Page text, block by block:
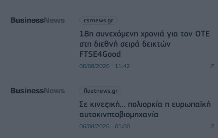
csrnews.gr
18η συνεχόμενη χρονιά για τον ΟΤΕ
στη διεθνή σειρά δεικτών
FTSE4Good
06/08/2026 - 11:42
fleetnews.gr
Σε κινεζική… πολιορκία η ευρωπαϊκή
αυτοκινητοβιομηχανία
06/08/2026 - 05:00